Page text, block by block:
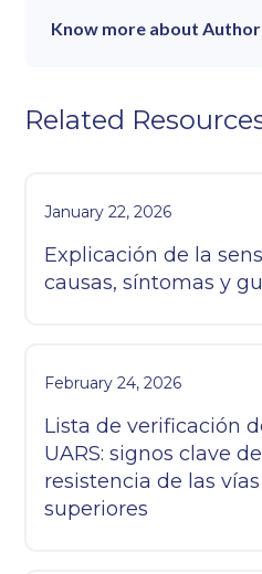
Know more about Author
Related
January 22, 2026
Explicación de la
causas, síntomas y
February 24, 2026
Lista de verificación
UARS: signos clave
resistencia de las
superiores